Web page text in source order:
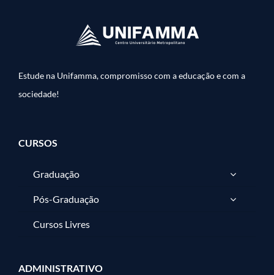
Estude na Unifamma, compromisso com a educação e com a
sociedade!
CURSOS
Graduação
Pós-Graduação
Cursos Livres
ADMINISTRATIVO